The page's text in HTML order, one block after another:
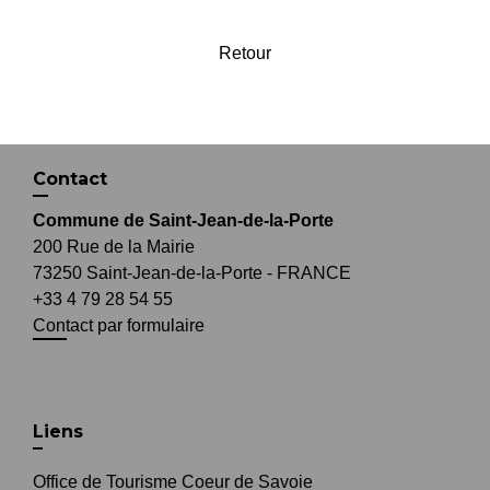
Retour
Contact
Commune de Saint-Jean-de-la-Porte
200 Rue de la Mairie
73250 Saint-Jean-de-la-Porte - FRANCE
+33 4 79 28 54 55
Contact par formulaire
Liens
Office de Tourisme Coeur de Savoie